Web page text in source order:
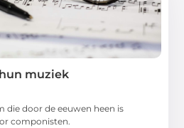
muziek
die door de eeuwen heen is
componisten.